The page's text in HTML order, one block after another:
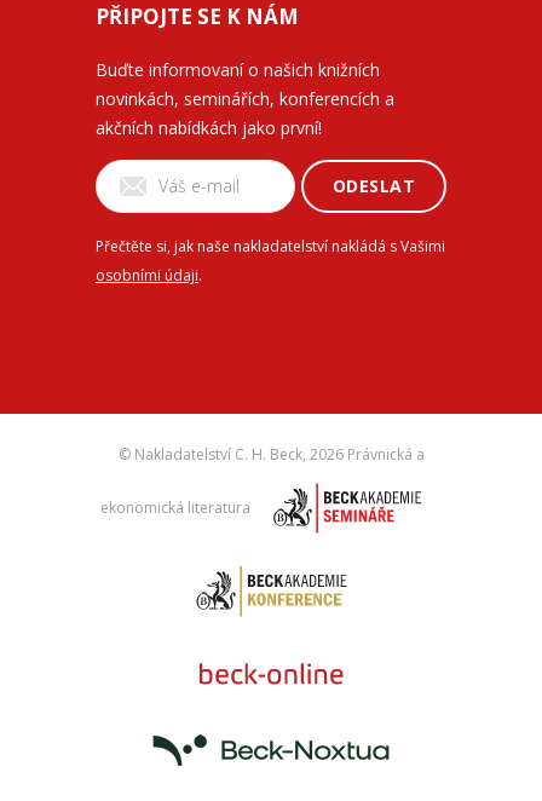
PŘIPOJTE SE K NÁM
Buďte informovaní o našich knižních
novinkách, seminářích, konferencích a
akčních nabídkách jako první!
ODESLAT
Přečtěte si, jak naše nakladatelství nakládá s Vašimi
osobními údaji.
© Nakladatelství C. H. Beck, 2026 Právnická a
ekonomická literatura